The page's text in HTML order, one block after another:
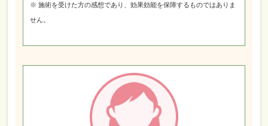
※ 施術を受けた方の感想であり、効果効能を保障するものではありま
せん。